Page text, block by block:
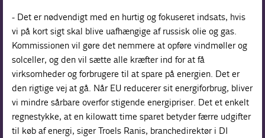
- Det er nødvendigt med en hurtig og fokuseret indsats, hvis
vi på kort sigt skal blive uafhængige af russisk olie og gas.
Kommissionen vil gøre det nemmere at opføre vindmøller og
solceller, og den vil sætte alle kræfter ind for at få
virksomheder og forbrugere til at spare på energien. Det er
den rigtige vej at gå. Når EU reducerer sit energiforbrug, bliver
vi mindre sårbare overfor stigende energipriser. Det et enkelt
regnestykke, at en kilowatt time sparet betyder færre udgifter
til køb af energi, siger Troels Ranis, branchedirektør i DI